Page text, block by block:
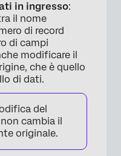
in ingresso:
il nome
di record
di campi
modificare il
che è quello
di dati.
del
cambia il
originale.